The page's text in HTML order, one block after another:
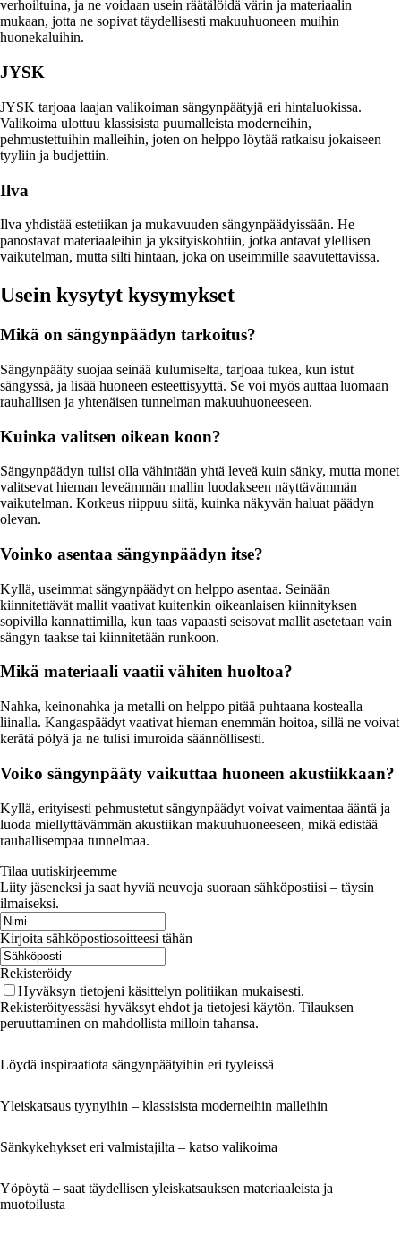
verhoiltuina, ja ne voidaan usein räätälöidä värin ja materiaalin
mukaan, jotta ne sopivat täydellisesti makuuhuoneen muihin
huonekaluihin.
JYSK
JYSK tarjoaa laajan valikoiman sängynpäätyjä eri hintaluokissa.
Valikoima ulottuu klassisista puumalleista moderneihin,
pehmustettuihin malleihin, joten on helppo löytää ratkaisu jokaiseen
tyyliin ja budjettiin.
Ilva
Ilva yhdistää estetiikan ja mukavuuden sängynpäädyissään. He
panostavat materiaaleihin ja yksityiskohtiin, jotka antavat ylellisen
vaikutelman, mutta silti hintaan, joka on useimmille saavutettavissa.
Usein kysytyt kysymykset
Mikä on sängynpäädyn tarkoitus?
Sängynpääty suojaa seinää kulumiselta, tarjoaa tukea, kun istut
sängyssä, ja lisää huoneen esteettisyyttä. Se voi myös auttaa luomaan
rauhallisen ja yhtenäisen tunnelman makuuhuoneeseen.
Kuinka valitsen oikean koon?
Sängynpäädyn tulisi olla vähintään yhtä leveä kuin sänky, mutta monet
valitsevat hieman leveämmän mallin luodakseen näyttävämmän
vaikutelman. Korkeus riippuu siitä, kuinka näkyvän haluat päädyn
olevan.
Voinko asentaa sängynpäädyn itse?
Kyllä, useimmat sängynpäädyt on helppo asentaa. Seinään
kiinnitettävät mallit vaativat kuitenkin oikeanlaisen kiinnityksen
sopivilla kannattimilla, kun taas vapaasti seisovat mallit asetetaan vain
sängyn taakse tai kiinnitetään runkoon.
Mikä materiaali vaatii vähiten huoltoa?
Nahka, keinonahka ja metalli on helppo pitää puhtaana kostealla
liinalla. Kangaspäädyt vaativat hieman enemmän hoitoa, sillä ne voivat
kerätä pölyä ja ne tulisi imuroida säännöllisesti.
Voiko sängynpääty vaikuttaa huoneen akustiikkaan?
Kyllä, erityisesti pehmustetut sängynpäädyt voivat vaimentaa ääntä ja
luoda miellyttävämmän akustiikan makuuhuoneeseen, mikä edistää
rauhallisempaa tunnelmaa.
Tilaa uutiskirjeemme
Liity jäseneksi ja saat hyviä neuvoja suoraan sähköpostiisi – täysin
ilmaiseksi.
Kirjoita sähköpostiosoitteesi tähän
Rekisteröidy
Hyväksyn tietojeni käsittelyn politiikan mukaisesti.
Rekisteröityessäsi hyväksyt ehdot ja tietojesi käytön. Tilauksen
peruuttaminen on mahdollista milloin tahansa.
Löydä inspiraatiota sängynpäätyihin eri tyyleissä
Yleiskatsaus tyynyihin – klassisista moderneihin malleihin
Sänkykehykset eri valmistajilta – katso valikoima
Yöpöytä – saat täydellisen yleiskatsauksen materiaaleista ja
muotoilusta